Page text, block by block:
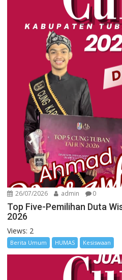
26/07/2026 admin 0
Top Five-Pemilihan Duta
2026
Views: 2
Berita Umum HUMAS Kesiswaan